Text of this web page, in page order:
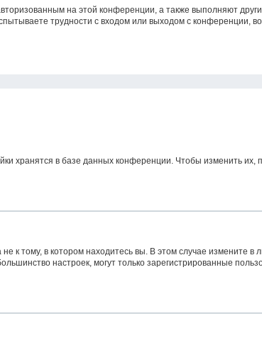
на этой конференции, а также выполняют
трудности с входом или выходом с конференции,
хранятся в базе данных конференции. Чтобы изменить их,
к тому, в котором находитесь вы. В этом случае измените в
настроек, могут только зарегистрированные